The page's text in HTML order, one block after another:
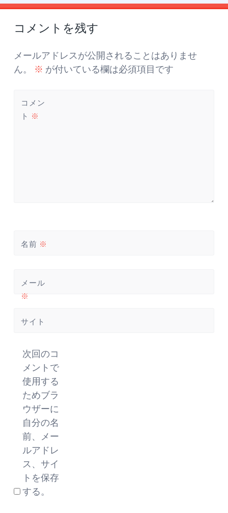
投
稿
ナ
ビ
ゲ
ー
シ
ョ
ン
←
→
コメントを残す
メールアドレスが公開されることはありませ
ん。
※ が付いている欄は必須項目です
コメン
ト ※
名前 ※
メール
※
サイト
次回のコ
メントで
使用する
ためブラ
ウザーに
自分の名
前、メー
ルアドレ
ス、サイ
トを保存
する。